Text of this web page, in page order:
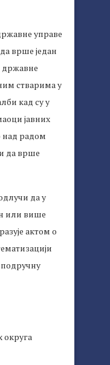
управе
врше један
државне
стварима у
кад су у
јавних
радом
да врше
да у
или више
актом о
подручну
округа